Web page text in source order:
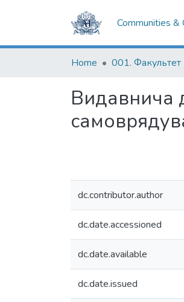
Communities &
Home
Видавнича
dc.contributor.author
dc.date.accessioned
dc.date.available
dc.date.issued